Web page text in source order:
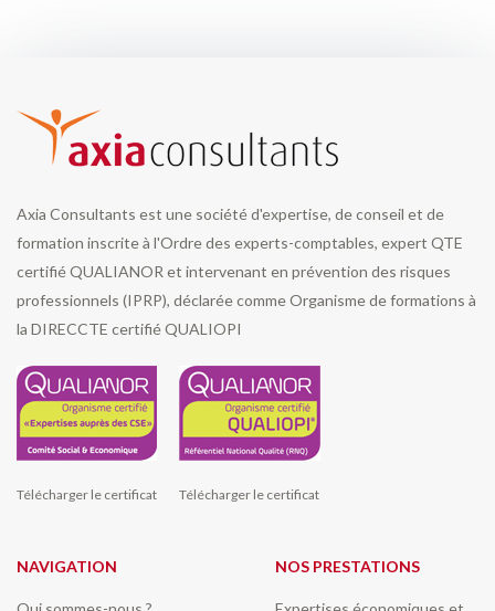
Axia Consultants est une société d'expertise, de conseil et de
formation inscrite à l'Ordre des experts-comptables, expert QTE
certifié QUALIANOR et intervenant en prévention des risques
professionnels (IPRP), déclarée comme Organisme de formations à
la DIRECCTE certifié QUALIOPI
Télécharger le certificat Télécharger le certificat
NAVIGATION NOS PRESTATIONS